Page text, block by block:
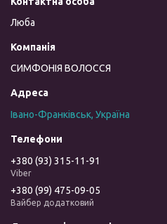
Люба
СИМФОНІЯ ВОЛОССЯ
Івано-Франківськ, Україна
+380 (93) 315-11-91
Viber
+380 (99) 475-09-05
Вайбер додатковий